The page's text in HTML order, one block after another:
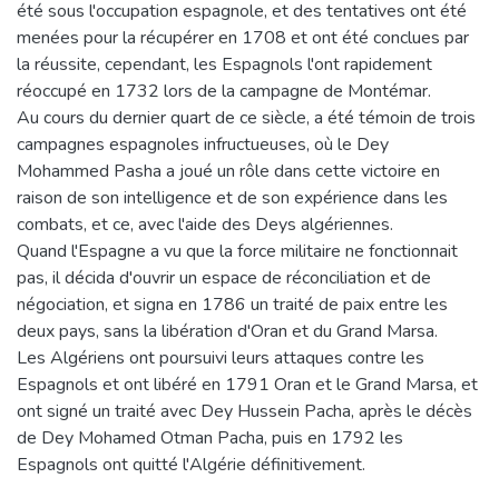
été sous l'occupation espagnole, et des tentatives ont été
menées pour la récupérer en 1708 et ont été conclues par
la réussite, cependant, les Espagnols l'ont rapidement
réoccupé en 1732 lors de la campagne de Montémar.
Au cours du dernier quart de ce siècle, a été témoin de trois
campagnes espagnoles infructueuses, où le Dey
Mohammed Pasha a joué un rôle dans cette victoire en
raison de son intelligence et de son expérience dans les
combats, et ce, avec l'aide des Deys algériennes.
Quand l'Espagne a vu que la force militaire ne fonctionnait
pas, il décida d'ouvrir un espace de réconciliation et de
négociation, et signa en 1786 un traité de paix entre les
deux pays, sans la libération d'Oran et du Grand Marsa.
Les Algériens ont poursuivi leurs attaques contre les
Espagnols et ont libéré en 1791 Oran et le Grand Marsa, et
ont signé un traité avec Dey Hussein Pacha, après le décès
de Dey Mohamed Otman Pacha, puis en 1792 les
Espagnols ont quitté l'Algérie définitivement.